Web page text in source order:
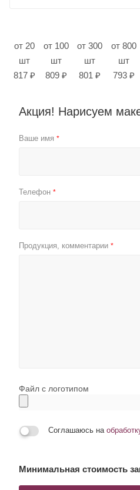
от 20
шт
817 ₽
от 100
шт
809 ₽
от 300
шт
801 ₽
от 800
шт
793 ₽
Акция! Нарисуем
Ваше имя *
Телефон *
Продукция, комментарии *
Файл с логотипом
Соглашаюсь на
Минимальная стоимость